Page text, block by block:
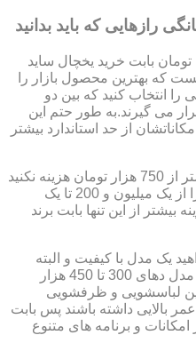
رازهایی که باید بدانید
تومان بابت خرید یخچال ساید
که بهترین محصول بازار را
را انتخاب کنید که بین دو
قرار می گیرند.به طور حتم این
از حد استاندارد بیشتر
برای خرید اجاق گازهای داخلی بیشتر از 750 هزار تومان هزینه نکنید
اما مدل های وارداتی به درد بخور را از یک میلیون و 200 تا یک
هزینه بیشتر از این تنها بابت برند
یک مدل با کیفیت و البته
مخزن دار را انتخاب کنید به راحتی مدل دهای 300 تا 450 هزار
لباسشویی و ظرفشویی
بالایی داشته باشند پس بابت
و برنامه های متنوع